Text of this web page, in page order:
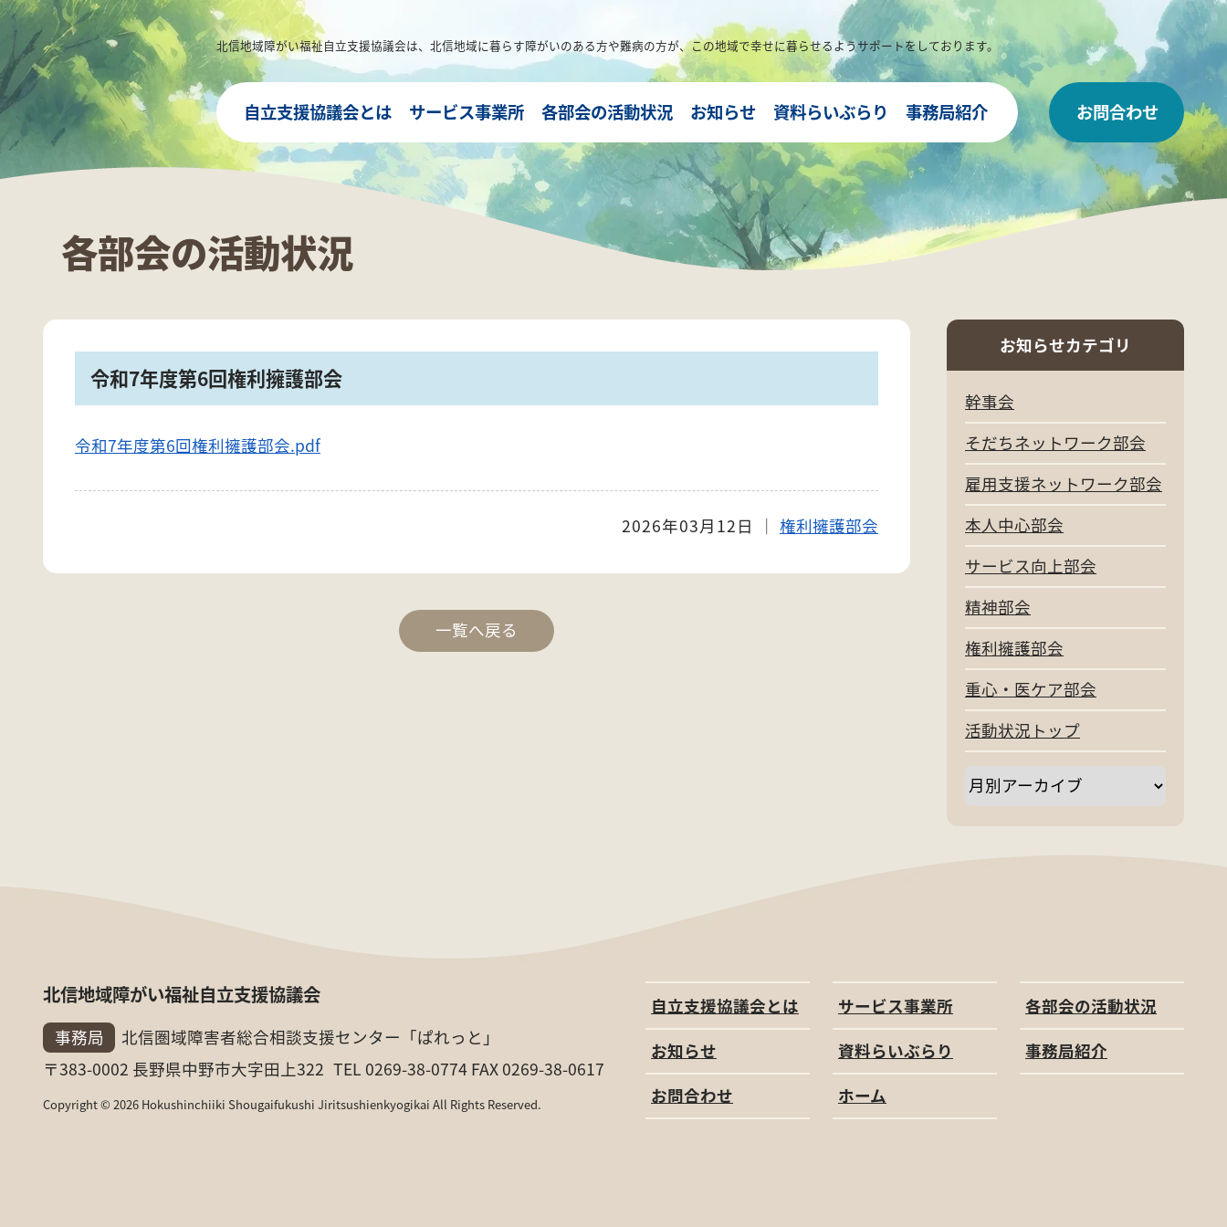
北信地域障がい福祉自立支援協議会は、 北信地域に暮らす障がいのある方や難病の方が、この地域で幸せに暮らせるようサポートをしております。
自立支援協議会とは サービス事業所 各部会の活動状況 お知らせ 資料らいぶらり 事務局紹介 お問合わせ
各部会の活動状況
令和7年度第6回権利擁護部会
令和7年度第6回権利擁護部会.pdf
2026年03月12日 │ 権利擁護部会
一覧へ戻る
お知らせカテゴリ
幹事会
そだちネットワーク部会
雇用支援ネットワーク部会
本人中心部会
サービス向上部会
精神部会
権利擁護部会
重心・医ケア部会
活動状況トップ
自立支援協議会とは サービス事業所
各部会の活動状況
お知らせ
資料らいぶらり
事務局紹介
お問合わせ
ホーム
北信地域障がい福祉自立支援協議会
事務局
北信圏域障害者総合相談支援センター「ぱれっと」
〒383-0002 長野県中野市大字田上322 TEL 0269-38-0774 FAX 0269-38-0617
Copyright© 2026 Hokushinchiiki Shougaifukushi Jiritsushienkyogikai All Rights Reserved.